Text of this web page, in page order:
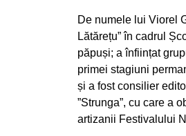
De numele lui Viorel
Lătărețu” în cadrul
păpuși; a înființat
primei stagiuni
și a fost consilier
”Strunga”, cu care a
artizanii Festivalului